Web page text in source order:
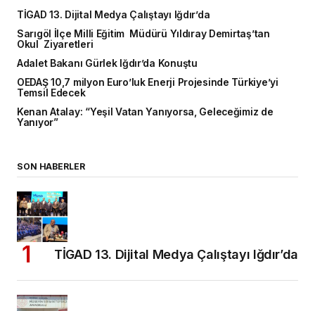
TİGAD 13. Dijital Medya Çalıştayı Iğdır’da
Sarıgöl İlçe Milli Eğitim Müdürü Yıldıray Demirtaş’tan
Okul Ziyaretleri
Adalet Bakanı Gürlek Iğdır’da Konuştu
OEDAŞ 10,7 milyon Euro’luk Enerji Projesinde Türkiye’yi
Temsil Edecek
Kenan Atalay: “Yeşil Vatan Yanıyorsa, Geleceğimiz de
Yanıyor”
SON HABERLER
TİGAD 13. Dijital Medya Çalıştayı Iğdır’da